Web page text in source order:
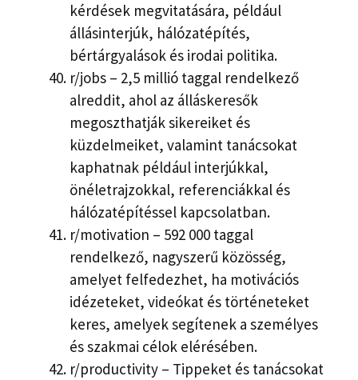
kérdések megvitatására, például
állásinterjúk, hálózatépítés,
bértárgyalások és irodai politika.
r/jobs – 2,5 millió taggal rendelkező
alreddit, ahol az álláskeresők
megoszthatják sikereiket és
küzdelmeiket, valamint tanácsokat
kaphatnak például interjúkkal,
önéletrajzokkal, referenciákkal és
hálózatépítéssel kapcsolatban.
r/motivation – 592 000 taggal
rendelkező, nagyszerű közösség,
amelyet felfedezhet, ha motivációs
idézeteket, videókat és történeteket
keres, amelyek segítenek a személyes
és szakmai célok elérésében.
r/productivity – Tippeket és tanácsokat